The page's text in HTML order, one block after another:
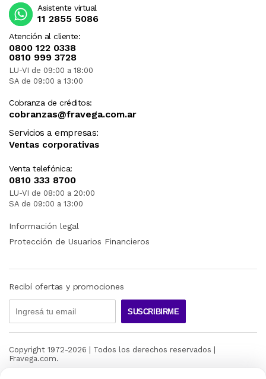
Atención al cliente:
0800 122 0338
0810 999 3728
LU-VI de 09:00 a 18:00
SA de 09:00 a 13:00
Cobranza de créditos:
cobranzas@fravega.com.ar
Servicios a empresas:
Ventas corporativas
Venta telefónica:
0810 333 8700
LU-VI de 08:00 a 20:00
SA de 09:00 a 13:00
Asistente virtual
11 2855 5086
Información legal
Protección de Usuarios Financieros
Recibí ofertas y promociones
SUSCRIBIRME
Copyright 1972-2026 | Todos los derechos reservados |
Fravega.com.